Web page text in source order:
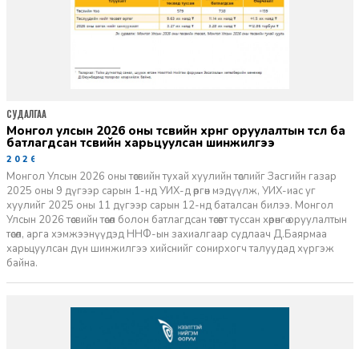
монгол улсын 2026 оны төсвийн хөрөнгө оруулалтын төсөл ба
батлагдсан төсвийн харьцуулсан шинжилгээ
2026-01-15
Монгол Улсын 2026 оны төсвийн тухай хуулийн төслийг Засгийн газар
2025 оны 9 дүгээр сарын 1-нд УИХ-д өргөн мэдүүлж, УИХ-иас уг
хуулийг 2025 оны 11 дүгээр сарын 12-нд баталсан билээ. Монгол
Улсын 2026 төсвийн төсөл болон батлагдсан төсөвт туссан хөрөнгө оруулалтын
төсөл, арга хэмжээнүүдэд ННФ-ын захиалгаар судлаач Д.Баярмаа
харьцуулсан дүн шинжилгээ хийснийг сонирхогч талуудад хүргэж
байна.
СУДАЛГАА